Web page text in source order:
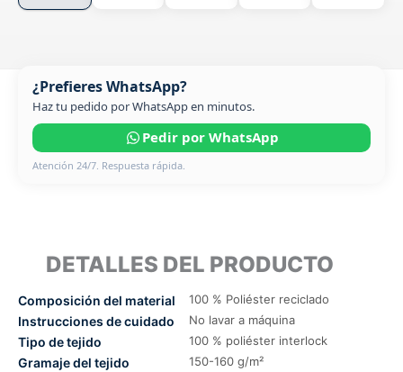
¿Prefieres WhatsApp?
Haz tu pedido por WhatsApp en minutos.
Pedir por WhatsApp
Atención 24/7. Respuesta rápida.
DETALLES DEL PRODUCTO
Composición del material 100 % Poliéster reciclado
Instrucciones de cuidado No lavar a máquina
Tipo de tejido 100 % poliéster interlock
Gramaje del tejido 150-160 g/m²